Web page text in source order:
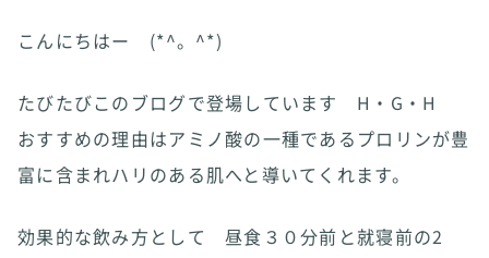
こんにちはー (*^。^*)
たびたびこのブログで登場しています H・G・H
おすすめの理由はアミノ酸の一種であるプロリンが豊
富に含まれハリのある肌へと導いてくれます。
効果的な飲み方として 昼食３０分前と就寝前の2